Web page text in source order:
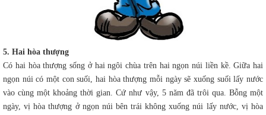
5. Hai hòa thượng
Có hai hòa thượng sống ở hai ngôi chùa trên hai ngọn núi liền kề. Giữa hai
ngọn núi có một con suối, hai hòa thượng mỗi ngày sẽ xuống suối lấy nước
vào cùng một khoảng thời gian. Cứ như vậy, 5 năm đã trôi qua. Bỗng một
ngày, vị hòa thượng ở ngọn núi bên trái không xuống núi lấy nước, vị hòa